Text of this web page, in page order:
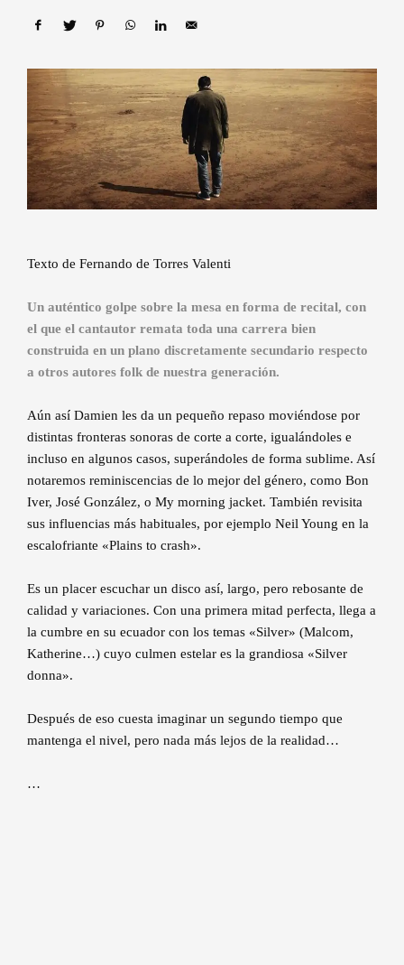
Texto de Fernando de Torres Valenti
Un auténtico golpe sobre la mesa en forma de recital, con
el que el cantautor remata toda una carrera bien
construida en un plano discretamente secundario respecto
a otros autores folk de nuestra generación.
Aún así Damien les da un pequeño repaso moviéndose por
distintas fronteras sonoras de corte a corte, igualándoles e
incluso en algunos casos, superándoles de forma sublime. Así
notaremos reminiscencias de lo mejor del género, como Bon
Iver, José González, o My morning jacket. También revisita
sus influencias más habituales, por ejemplo Neil Young en la
escalofriante «Plains to crash».
Es un placer escuchar un disco así, largo, pero rebosante de
calidad y variaciones. Con una primera mitad perfecta, llega a
la cumbre en su ecuador con los temas «Silver» (Malcom,
Katherine…) cuyo culmen estelar es la grandiosa «Silver
donna».
Después de eso cuesta imaginar un segundo tiempo que
mantenga el nivel, pero nada más lejos de la realidad…
…